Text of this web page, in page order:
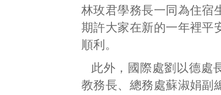
林玫君學務長一同為住宿
期許大家在新的一年裡平
順利。
此外，國際處劉以德處
教務長、總務處蘇淑娟副